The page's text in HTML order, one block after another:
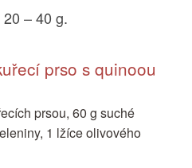
– 40 g.
prso s quinoou
prsou, 60 g suché
1 lžíce olivového